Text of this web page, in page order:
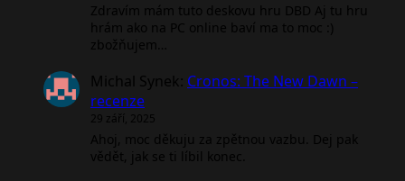
Zdravím mám tuto deskovu hru DBD Aj tu hru
hrám ako na PC online baví ma to moc :)
zbožňujem…
Michal Synek: Cronos: The New Dawn –
recenze
29 září, 2025
Ahoj, moc děkuju za zpětnou vazbu. Dej pak
vědět, jak se ti líbil konec.